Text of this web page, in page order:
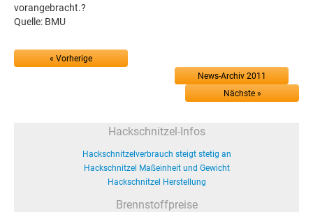
vorangebracht.?
Quelle: BMU
« Vorherige
News-Archiv 2011
Nächste »
Hackschnitzel-Infos
Hackschnitzelverbrauch steigt stetig an
Hackschnitzel Maßeinheit und Gewicht
Hackschnitzel Herstellung
Brennstoffpreise